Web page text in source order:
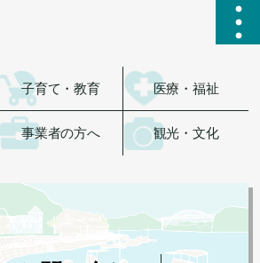
ハ
子育て・教育 医療・福祉
事業者の方へ 観光・文化